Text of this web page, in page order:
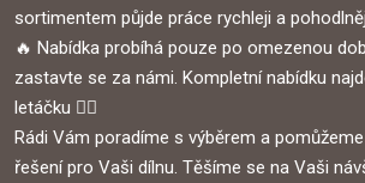
sortimentem půjde práce rychleji a
🔥 Nabídka probíhá pouze po omezenou
zastavte se za námi. Kompletní nabídku
letáčku 👇🏼
Rádi Vám poradíme s výběrem a
řešení pro Vaši dílnu. Těšíme se na Vaši